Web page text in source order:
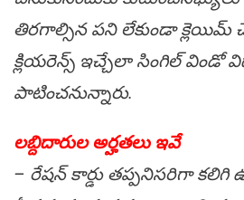
తిరగాల్సిన పని లేకుండా క్లెయిమ్
క్లియరెన్స్ ఇచ్చేలా సింగిల్ విండో
పాటించనున్నారు.
లబ్దిదారుల అర్హతలు ఇవే
– రేషన్ కార్డు తప్పనిసరిగా కలిగి